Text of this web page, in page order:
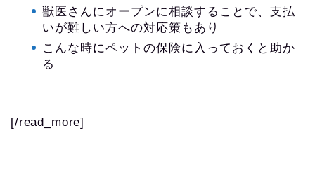
獣医さんにオープンに相談することで、支払
いが難しい方への対応策もあり
こんな時にペットの保険に入っておくと助か
る
[/read_more]